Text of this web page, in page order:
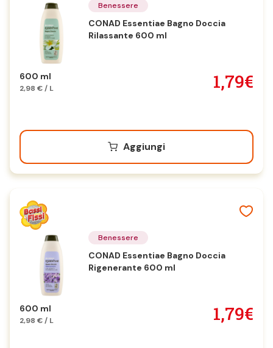
Benessere
CONAD Essentiae Bagno Doccia
Rilassante 600 ml
600 ml
2,98 € / L 1,79€
Aggiungi
Benessere
CONAD Essentiae Bagno Doccia
Rigenerante 600 ml
600 ml
2,98 € / L 1,79€